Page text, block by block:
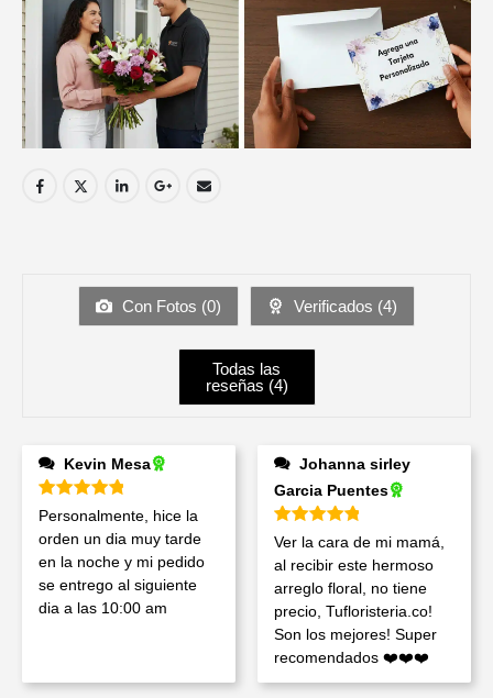
Con Fotos (0) Verificados (4)
Todas las
reseñas (4)
Kevin Mesa
Valorado en5 de 5
Personalmente, hice la
orden un dia muy tarde
en la noche y mi pedido
se entrego al siguiente
dia a las 10:00 am
Garcia Puentes
Valorado en 5de 5
Ver la cara de mi mamá,
al recibir este hermoso
arreglo floral, no tiene
precio, Tufloristeria.co!
Son los mejores! Super
recomendados ❤️❤️❤️